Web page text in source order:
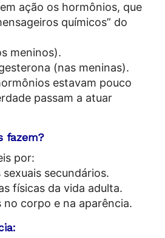
ação os hormônios, que
químicos” do
meninos).
(nas meninas).
estavam pouco
passam a atuar
fazem?
por:
secundários.
físicas da vida adulta.
corpo e na aparência.